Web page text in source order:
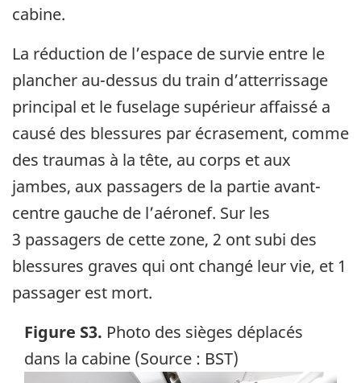
cabine.
La réduction de l’espace de survie entre le
plancher au-dessus du train d’atterrissage
principal et le fuselage supérieur affaissé a
causé des blessures par écrasement, comme
des traumas à la tête, au corps et aux
jambes, aux passagers de la partie avant-
centre gauche de l’aéronef. Sur les
3 passagers de cette zone, 2 ont subi des
blessures graves qui ont changé leur vie, et 1
passager est mort.
Figure S3. Photo des sièges déplacés
dans la cabine (Source : BST)